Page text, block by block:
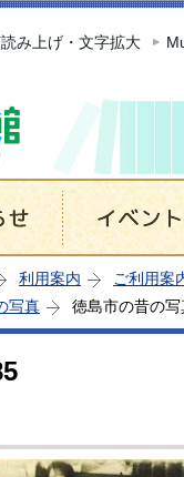
この
み上げ・文字拡大
利用案内
ご利用案
写真
徳島市の昔の